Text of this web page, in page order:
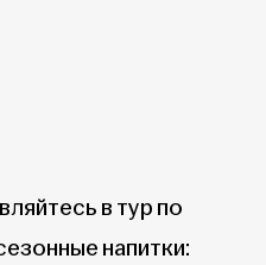
в тур по
напитки: